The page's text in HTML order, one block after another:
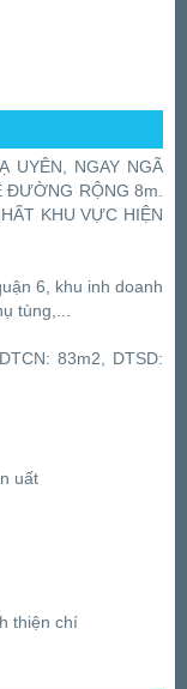
UYÊN, NGAY NGÃ
ĐƯỜNG RỘNG 8m.
KHU VỰC HIỆN
6, khu inh doanh
tùng,...
83m2, DTSD:
uất
thiện chí